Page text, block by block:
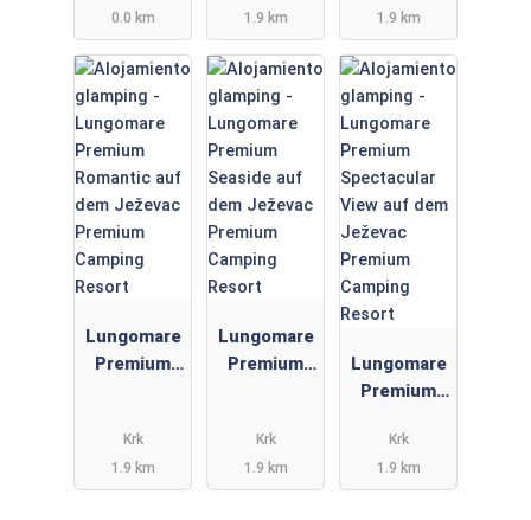
Premium
Camping
Resort
0.0 km
Ježevac
Premium
Camping
Resort
1.9 km
Ježevac
Premium
Camping
Resort
1.9 km
Lungomare
Premium
Ježevac
Premium
Krk
1.9 km
Lungomare
Premium
Ježevac
Premium
Krk
1.9 km
Lungomare
Premium
View auf
dem
Krk
1.9 km